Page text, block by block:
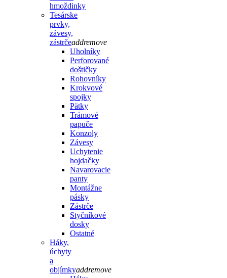
hmoždinky
Tesárske
prvky,
závesy,
zástrčeaddremove
Uholníky
Perforované
doštičky
Rohovníky
Krokvové
spojky
Pätky
Trámové
papuče
Konzoly
Závesy
Uchytenie
hojdačky
Navarovacie
panty
Montážne
pásky
Zástrče
Styčníkové
dosky
Ostatné
Háky,
úchyty
a
objímkyaddremove